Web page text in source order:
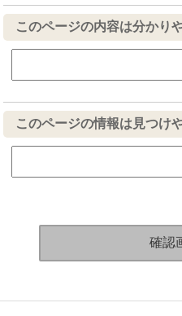
このページの内容は分かり
このページの情報は見つけ